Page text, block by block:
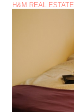
H&M REAL ESTATE